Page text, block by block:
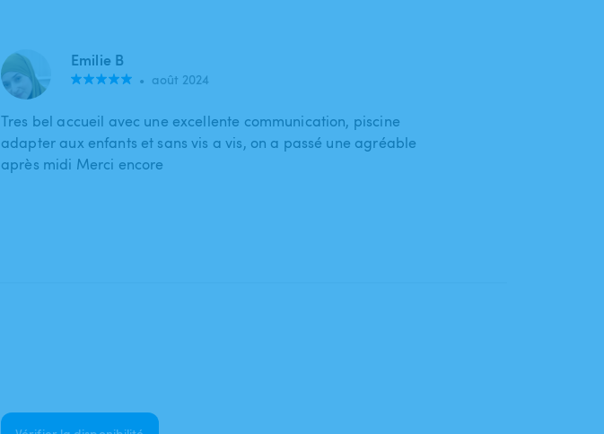
Emilie B
• août 2024
Tres bel accueil avec une excellente communication, piscine
adapter aux enfants et sans vis a vis, on a passé une agréable
après midi Merci encore